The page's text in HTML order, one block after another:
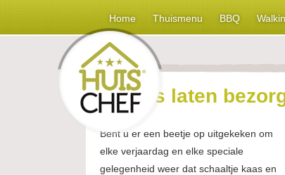
Home Thuismenu BBQ
Hapjes laten
Bent u er een beetje op uitgekeken om
elke verjaardag en elke speciale
gelegenheid weer dat schaaltje kaas en